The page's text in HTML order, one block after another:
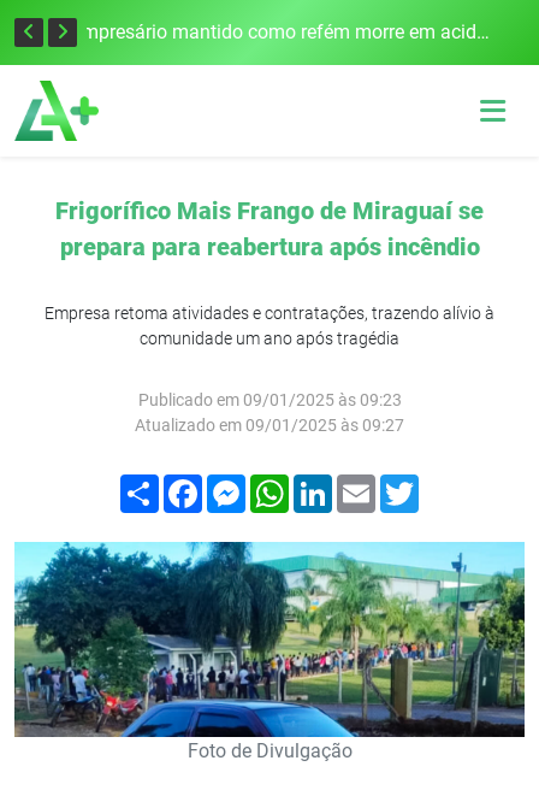
Edital para construção de ponte entre Itapiranga e Barra do Guarita deve ser lançado no segundo semestre Empresário mantido como refém morre em acidente após assalto em Cerro Largo
Frigorífico Mais Frango de Miraguaí se
prepara para reabertura após incêndio
Empresa retoma atividades e contratações, trazendo alívio à
comunidade um ano após tragédia
Publicado em 09/01/2025 às 09:23
Atualizado em 09/01/2025 às 09:27
Compartilhar
FacebookMessenger
WhatsApp
LinkedIn
Email
Foto de Divulgação